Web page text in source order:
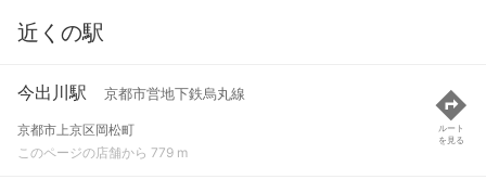
近くの駅
今出川駅 京都市営地下鉄烏丸線
京都市上京区岡松町
このページの店舗から 779 m
ルート
を見る